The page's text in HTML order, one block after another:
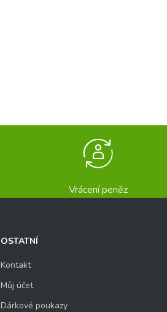
Vrácení peněz
OSTATNÍ
Kontakt
Můj účet
Dárkové poukazy